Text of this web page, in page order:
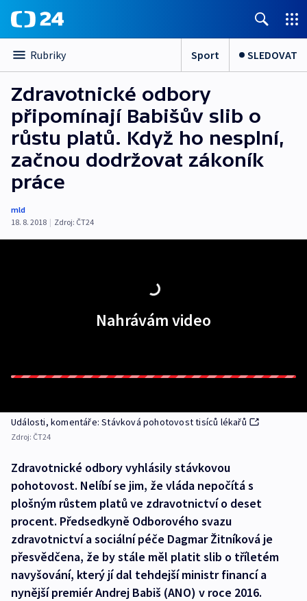
Rubriky Sport SLEDOVAT
Zdravotnické odbory
připomínají Babišův slib o
růstu platů. Když ho nesplní,
začnou dodržovat zákoník
práce
mld
18. 8. 2018 | Zdroj: ČT24
Nahrávám video
Události, komentáře: Stávková pohotovost tisíců lékařů
Zdroj: ČT24
Zdravotnické odbory vyhlásily stávkovou
pohotovost. Nelíbí se jim, že vláda nepočítá s
plošným růstem platů ve zdravotnictví o deset
procent. Předsedkyně Odborového svazu
zdravotnictví a sociální péče Dagmar Žitníková je
přesvědčena, že by stále měl platit slib o tříletém
navyšování, který jí dal tehdejší ministr financí a
nynější premiér Andrej Babiš (ANO) v roce 2016.